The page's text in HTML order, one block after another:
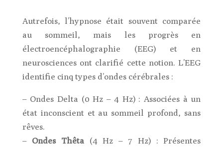
Autrefois, l’hypnose était souvent comparée
au sommeil, mais les progrès en
électroencéphalographie (EEG) et en
neurosciences ont clarifié cette notion. L’EEG
identifie cinq types d’ondes cérébrales :
– Ondes Delta (0 Hz – 4 Hz) : Associées à un
état inconscient et au sommeil profond, sans
rêves.
– Ondes Thêta (4 Hz – 7 Hz) : Présentes